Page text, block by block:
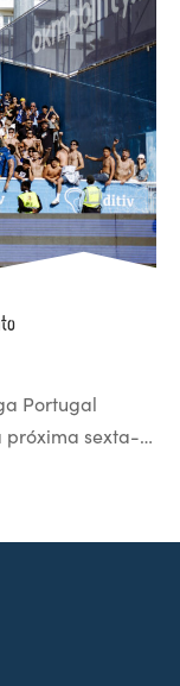
Portugal
próxima sexta-…